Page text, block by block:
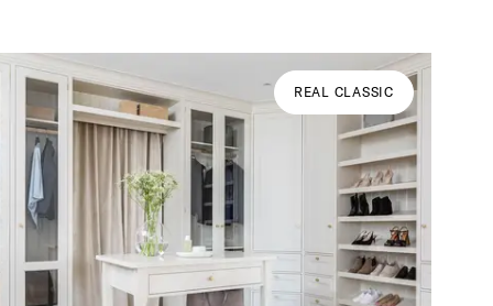
REAL CLASSIC